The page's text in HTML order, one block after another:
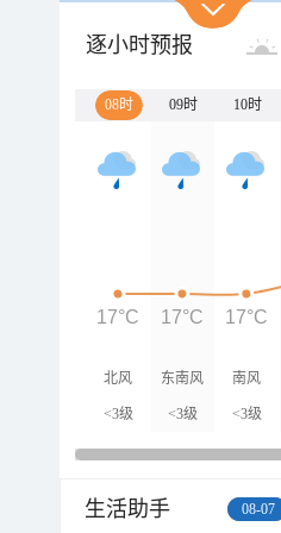
逐小时预报
08时 09时 10时
北风
<3级
东南风
<3级
南风
<3级
17°C 17°C 17°C
生活助手 08-07